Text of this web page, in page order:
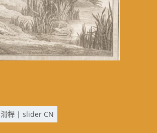
滑桿 | slider CN